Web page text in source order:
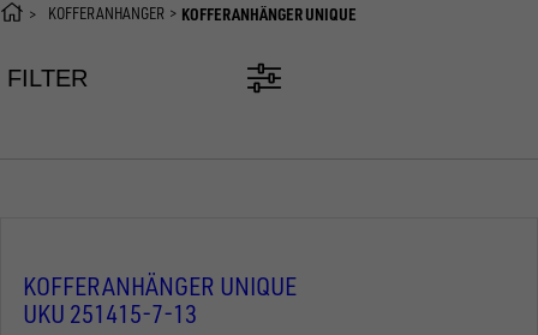
KOFFERANHÄNGER KOFFERANHÄNGER UNIQUE
FILTER
KOFFERANHÄNGER UNIQUE
UKU 251415-7-13